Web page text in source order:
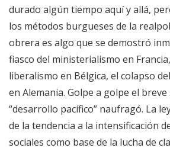
durado algún tiempo aquí y allá,
los métodos burgueses de la
obrera es algo que se demostró
fiasco del ministerialismo en
liberalismo en Bélgica, el colapso
en Alemania. Golpe a golpe el
“desarrollo pacífico” naufragó. La
de la tendencia a la intensificación
sociales como base de la lucha de